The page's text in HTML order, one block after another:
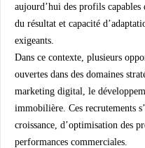
aujourd’hui des profils capables
du résultat et capacité
exigeants.
Dans ce contexte, plusieurs
ouvertes dans des domaines
marketing digital, le
immobilière. Ces recrutements
croissance, d’optimisation des
performances commerciales.